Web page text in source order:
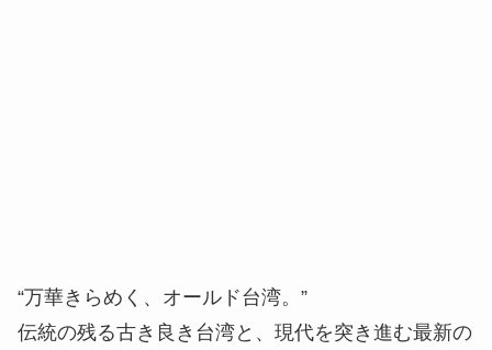
“万華きらめく、オールド台湾。”
伝統の残る古き良き台湾と、現代を突き進む最新の